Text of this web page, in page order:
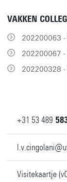
VAKKEN
202200063
202200067
202200328
+31 53 489
Visitekaartje